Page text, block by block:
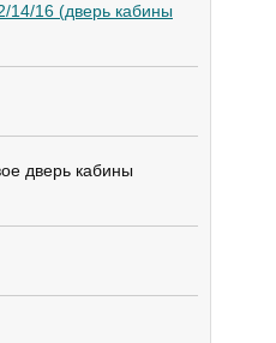
16 (дверь кабины
дверь кабины